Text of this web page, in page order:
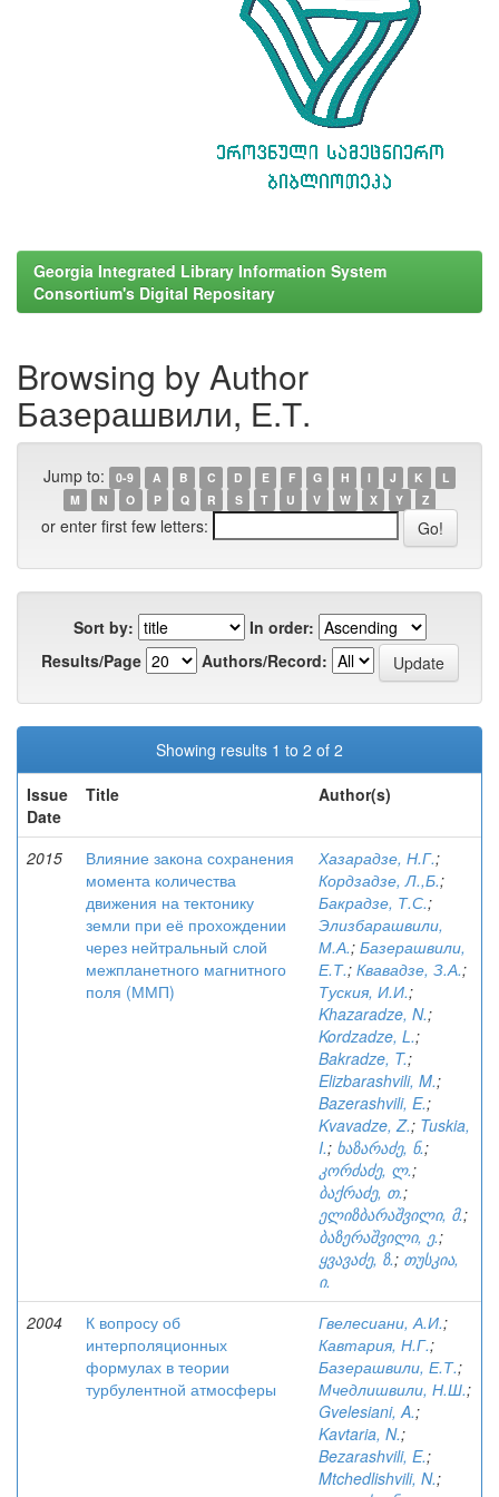
Georgia Integrated Library Information System
Consortium's Digital Repositary
Browsing by Author
Базерашвили, Е.Т.
Jump to: 0-9 A B C D E F G H I J K
L
M
N O P Q R S T U V W X Y Z
or enter first few letters:
Sort by:
In order:
Results/Page
Authors/Record:
Showing results 1 to 2 of 2
Issue
Date
Title Author(s)
2015
Влияние закона сохранения
момента количества
движения на тектонику
земли при её прохождении
через нейтральный слой
межпланетного магнитного
поля (ММП)
Хазарадзе, Н.Г.;
Кордзадзе, Л.,Б.;
Бакрадзе, Т.С.;
Элизбарашвили,
М.А.; Базерашвили,
Е.Т.; Квавадзе, З.А.;
Туския, И.И.;
Khazaradze, N.;
Kordzadze, L.;
Bakradze, T.;
Elizbarashvili, M.;
Bazerashvili, E.;
Kvavadze, Z.; Tuskia,
I.; ხაზარაძე, ნ.;
კორძაძე, ლ.;
ბაქრაძე, თ.;
ელიზბარაშვილი, მ.;
ბაზერაშვილი, ე.;
ყვავაძე, ზ.; თუსკია,
ი.
2004
К вопросу об
интерполяционных
формулах в теории
турбулентной атмосферы
Гвелесиани, А.И.;
Кавтария, Н.Г.;
Базерашвили, Е.Т.;
Мчедлишвили, Н.Ш.;
Gvelesiani, A.;
Kavtaria, N.;
Bezarashvili, E.;
Mtchedlishvili, N.;